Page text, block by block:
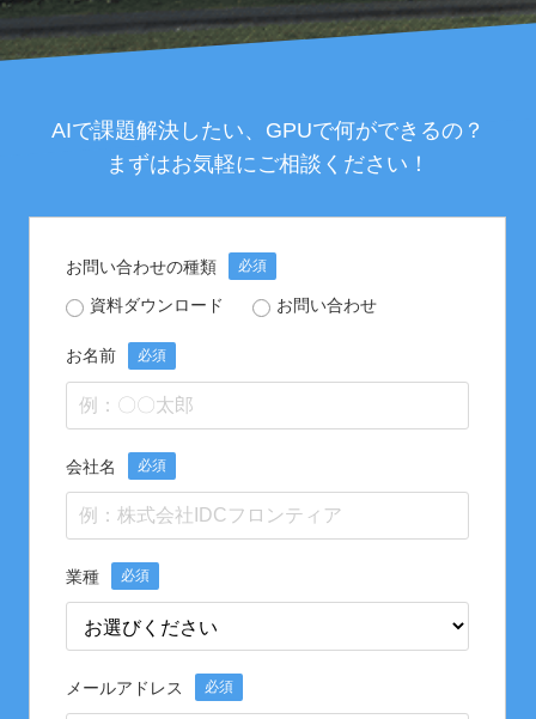
AIで課題解決したい、 GPUで何ができるの？
まずはお気軽にご相談ください！